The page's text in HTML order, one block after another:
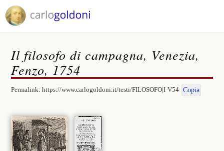
Il filosofo di campagna, Venezia,
Fenzo, 1754
Permalink:https://www.carlogoldoni.it/testi/FILOSOFO|I-V54 Copia